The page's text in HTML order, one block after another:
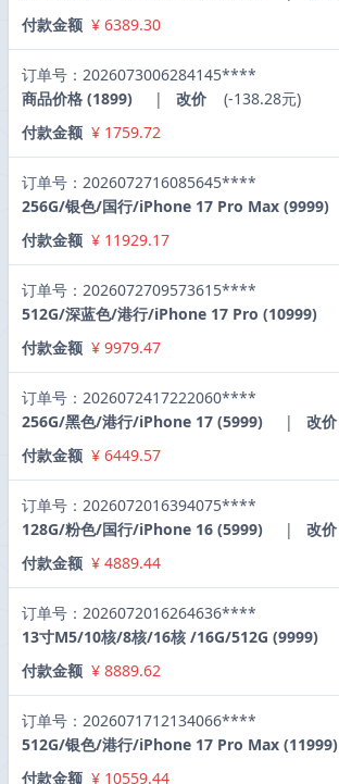
付款金额 ¥ 6389.30
订单号：2026073006284145****
商品价格 (1899)
| 改价
(-138.28元)
付款金额 ¥ 1759.72
订单号：2026072716085645****
256G/银色/国行/iPhone 17 Pro Max (9999)
付款金额 ¥ 11929.17
订单号：2026072709573615****
512G/深蓝色/港行/iPhone 17 Pro (10999)
付款金额 ¥ 9979.47
订单号：2026072417222060****
256G/黑色/港行/iPhone 17 (5999)
| 改价
付款金额 ¥ 6449.57
订单号：2026072016394075****
128G/粉色/国行/iPhone 16 (5999)
| 改价
付款金额 ¥ 4889.44
订单号：2026072016264636****
13寸M5/10核/8核/16核 /16G/512G (9999)
付款金额 ¥ 8889.62
订单号：2026071712134066****
512G/银色/港行/iPhone 17 Pro Max (11999)
付款金额 ¥ 10559.44